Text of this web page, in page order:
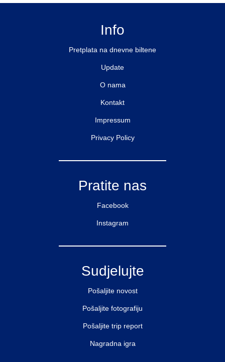
Info
Pretplata na dnevne biltene
Update
O nama
Kontakt
Impressum
Privacy Policy
Pratite nas
Facebook
Instagram
Sudjelujte
Pošaljite novost
Pošaljite fotografiju
Pošaljite trip report
Nagradna igra